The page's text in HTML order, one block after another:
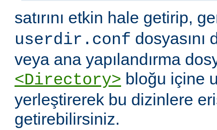
satırını etkin hale getirip,
userdir.conf dosyasını
veya ana yapılandırma
<Directory> bloğu içine
yerleştirerek bu dizinlere
getirebilirsiniz.